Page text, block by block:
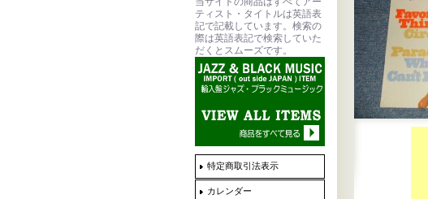
ティスト・タイトルは英語表
記で記載しています。検索の
際は英語表記で検索していた
だくとスムーズです。
特定商取引法表示
カレンダー